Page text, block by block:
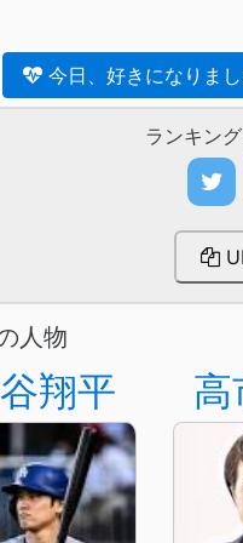
今日、好きになりま
ランキン
人物
翔平 高